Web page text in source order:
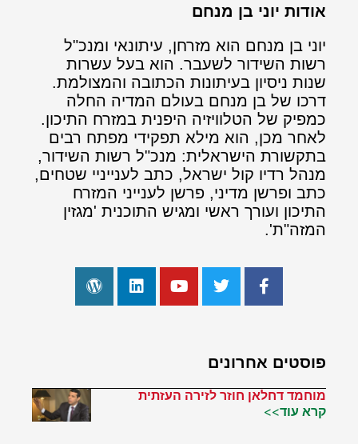
אודות יוני בן מנחם
יוני בן מנחם הוא מזרחן, עיתונאי ומנכ"ל
רשות השידור לשעבר. הוא בעל עשרות
שנות ניסיון בעיתונות הכתובה והמצולמת.
דרכו של בן מנחם בעולם המדיה החלה
כמפיק של הטלוויזיה היפנית במזרח התיכון.
לאחר מכן, הוא מילא תפקידי מפתח רבים
בתקשורת הישראלית: מנכ"ל רשות השידור,
מנהל רדיו קול ישראל, כתב לענייניי שטחים,
כתב ופרשן מדיני, פרשן לענייני המזרח
התיכון ועורך ראשי ומגיש התוכנית 'מגזין
המזה"ת'.
פוסטים אחרונים
מוחמד דחלאן חוזר לזירה העזתית
קרא עוד>>